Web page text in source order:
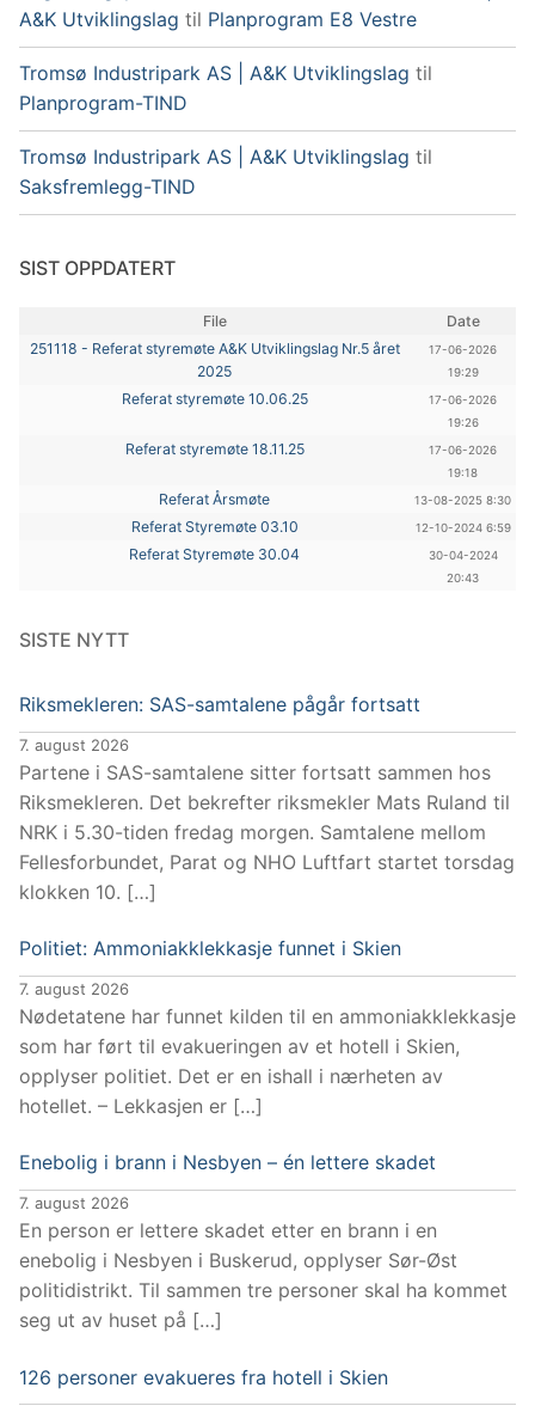
A&K Utviklingslag til Planprogram E8 Vestre
Tromsø Industripark AS | A&K Utviklingslag til
Planprogram-TIND
Tromsø Industripark AS | A&K Utviklingslag til
Saksfremlegg-TIND
SIST OPPDATERT
File
Date
251118 - Referat styremøte A&K Utviklingslag Nr.5 året
2025
17-06-2026
19:29
Referat styremøte 10.06.25
17-06-2026
19:26
Referat styremøte 18.11.25
17-06-2026
19:18
Referat Årsmøte 13-08-2025 8:30
Referat Styremøte 03.10 12-10-2024 6:59
Referat Styremøte 30.04
30-04-2024
20:43
SISTE NYTT
Riksmekleren: SAS-samtalene pågår fortsatt
7. august 2026
Partene i SAS-samtalene sitter fortsatt sammen hos
Riksmekleren. Det bekrefter riksmekler Mats Ruland til
NRK i 5.30-tiden fredag morgen. Samtalene mellom
Fellesforbundet, Parat og NHO Luftfart startet torsdag
klokken 10. […]
Politiet: Ammoniakklekkasje funnet i Skien
7. august 2026
Nødetatene har funnet kilden til en ammoniakklekkasje
som har ført til evakueringen av et hotell i Skien,
opplyser politiet. Det er en ishall i nærheten av
hotellet. – Lekkasjen er […]
Enebolig i brann i Nesbyen – én lettere skadet
7. august 2026
En person er lettere skadet etter en brann i en
enebolig i Nesbyen i Buskerud, opplyser Sør-Øst
politidistrikt. Til sammen tre personer skal ha kommet
seg ut av huset på […]
126 personer evakueres fra hotell i Skien